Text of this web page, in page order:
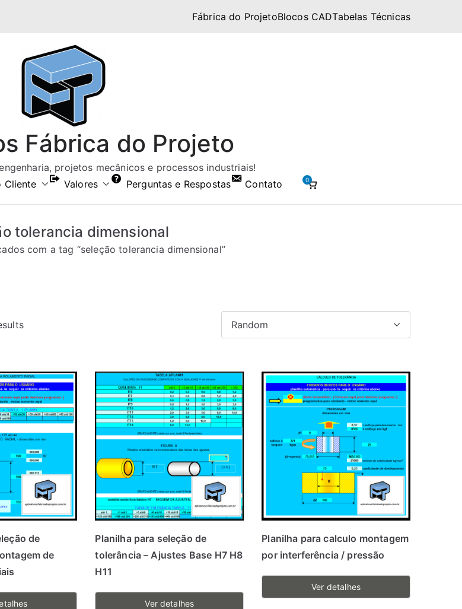
Fábrica do ProjetoBlocos CADTabelas Técnicas
Fábrica do Projeto
projetos mecânicos e processos industriais!
Cliente Valores Perguntas e Respostas Contato 0
tolerancia dimensional
com a tag “seleção tolerancia dimensional”
de
de
Planilha para seleção de
tolerância – Ajustes Base H7 H8
H11
Ver detalhes
Planilha para calculo montagem
por interferência / pressão
Ver detalhes